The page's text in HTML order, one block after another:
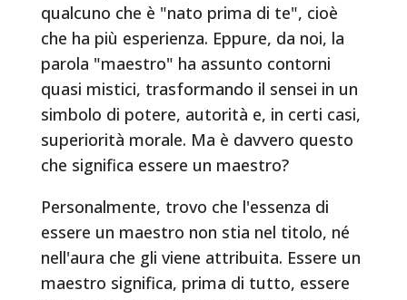
qualcuno che è "nato prima di te", cioè
che ha più esperienza. Eppure, da noi, la
parola "maestro" ha assunto contorni
quasi mistici, trasformando il sensei in un
simbolo di potere, autorità e, in certi casi,
superiorità morale. Ma è davvero questo
che significa essere un maestro?
Personalmente, trovo che l'essenza di
essere un maestro non stia nel titolo, né
nell'aura che gli viene attribuita. Essere un
maestro significa, prima di tutto, essere